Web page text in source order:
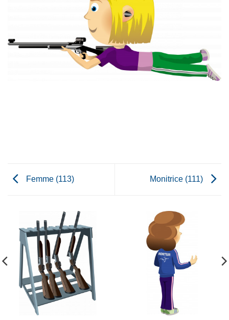
Femme (113) Monitrice (111)